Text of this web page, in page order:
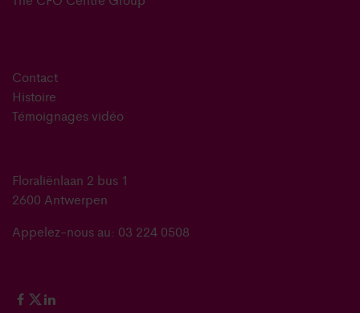
Contact
Histoire
Témoignages vidéo
Floraliënlaan 2 bus 1
2600 Antwerpen
Appelez-nous au: 03 224 0508